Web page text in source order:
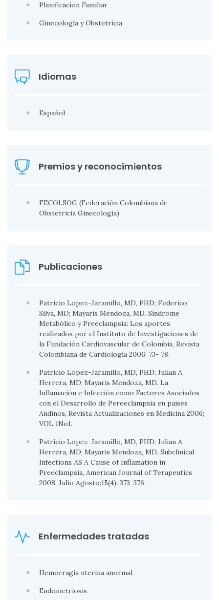
Planificacion Familiar
Ginecología y Obstetricia
Idiomas
Español
Premios y reconocimientos
FECOLSOG (Federación Colombiana de
Obstetricia Ginecología)
Publicaciones
Patricio Lopez-Jaramillo, MD, PHD; Federico
Silva, MD; Mayaris Mendoza, MD. Síndrome
Metabólico y Preeclampsia: Los aportes
realizados por el Instituto de Investigaciones de
la Fundación Cardiovascular de Colombia, Revista
Colombiana de Cardiología 2006; 73- 78.
Patricio Lopez-Jaramillo, MD, PHD; Julian A
Herrera, MD; Mayaris Mendoza, MD. La
Inflamación e Infección como Factores Asociados
con el Desarrollo de Pereeclampsia en paises
Andinos, Revista Actualizaciones en Medicina 2006;
VOL 1No1.
Patricio Lopez-Jaramillo, MD, PHD; Julian A
Herrera, MD; Mayaris Mendoza, MD. Subclinical
Infections AS A Cause of Inflamation in
Preeclampsia, American Journal of Terapeutics
2008. Julio Agosto;15(4): 373-376.
Enfermedades tratadas
Hemorragia uterina anormal
Endometriosis